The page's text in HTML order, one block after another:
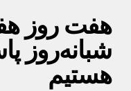
شبانه‌روز
هستیم